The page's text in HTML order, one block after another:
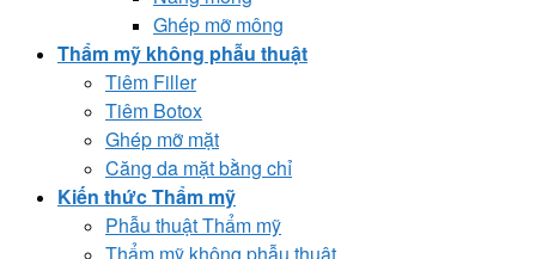
Ghép mỡ mông
Thẩm mỹ không phẫu thuật
Tiêm Filler
Tiêm Botox
Ghép mỡ mặt
Căng da mặt bằng chỉ
Kiến thức Thẩm mỹ
Phẫu thuật Thẩm mỹ